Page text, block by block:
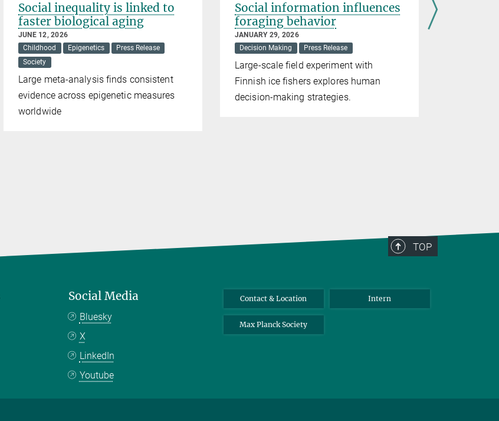
Social inequality is linked to
faster biological aging
JUNE 12, 2026
Childhood
Epigenetics
Press Release
Society
Large meta-analysis finds consistent
evidence across epigenetic measures
worldwide
Social information influences
foraging behavior
JANUARY 29, 2026
Decision Making
Press Release
Large-scale field experiment with
Finnish ice fishers explores human
decision-making strategies.
TOP
Social Media
Bluesky
X
LinkedIn
Youtube
Contact & Location Intern
Max Planck Society